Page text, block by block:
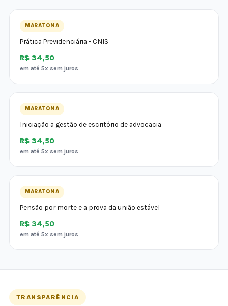
MARATONA
Prática Previdenciária - CNIS
R$ 34,50
em até 5x sem juros
MARATONA
Iniciação a gestão de escritório de advocacia
R$ 34,50
em até 5x sem juros
MARATONA
Pensão por morte e a prova da união estável
R$ 34,50
em até 5x sem juros
TRANSPARÊNCIA